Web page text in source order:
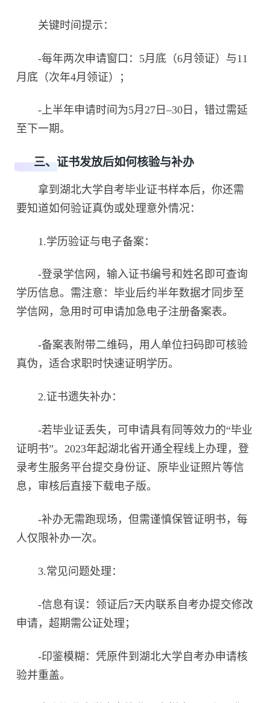
关键时间提示：
-每年两次申请窗口：5月底（6月领证）与11
月底（次年4月领证）；
-上半年申请时间为5月27日–30日，错过需延
至下一期。
三、证书发放后如何核验与补办
拿到湖北大学自考毕业证书样本后，你还需
要知道如何验证真伪或处理意外情况：
1.学历验证与电子备案：
-登录学信网，输入证书编号和姓名即可查询
学历信息。需注意：毕业后约半年数据才同步至
学信网，急用时可申请加急电子注册备案表。
-备案表附带二维码，用人单位扫码即可核验
真伪，适合求职时快速证明学历。
2.证书遗失补办：
-若毕业证丢失，可申请具有同等效力的“毕业
证明书”。2023年起湖北省开通全程线上办理，登
录考生服务平台提交身份证、原毕业证照片等信
息，审核后直接下载电子版。
-补办无需跑现场，但需谨慎保管证明书，每
人仅限补办一次。
3.常见问题处理：
-信息有误：领证后7天内联系自考办提交修改
申请，超期需公证处理；
-印鉴模糊：凭原件到湖北大学自考办申请核
验并重盖。